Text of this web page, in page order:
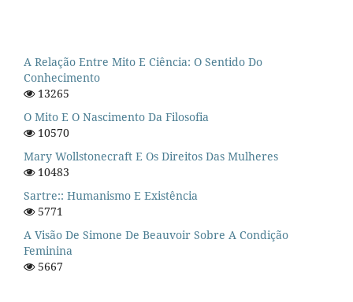
A Relação Entre Mito E Ciência: O Sentido Do
Conhecimento
13265
O Mito E O Nascimento Da Filosofia
10570
Mary Wollstonecraft E Os Direitos Das Mulheres
10483
Sartre:: Humanismo E Existência
5771
A Visão De Simone De Beauvoir Sobre A Condição
Feminina
5667